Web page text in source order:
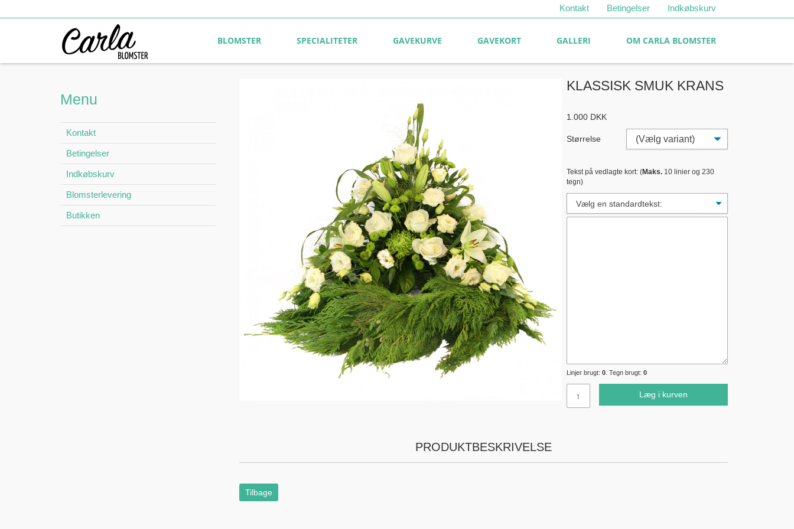
Kontakt Betingelser Indkøbskurv
BLOMSTER SPECIALITETER GAVEKURVE GAVEKORT GALLERI OM CARLA BLOMSTER
Menu
Kontakt
Betingelser
Indkøbskurv
Blomsterlevering
Butikken
KLASSISK SMUK KRANS
1.000DKK
Størrelse
Tekst på vedlagte kort: (Maks.10 linier og 230
tegn)
Linjer brugt: 0. Tegn brugt: 0
Læg i kurven
PRODUKTBESKRIVELSE
Tilbage